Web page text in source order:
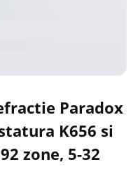
Paradox
K656 si
zone, 5-32